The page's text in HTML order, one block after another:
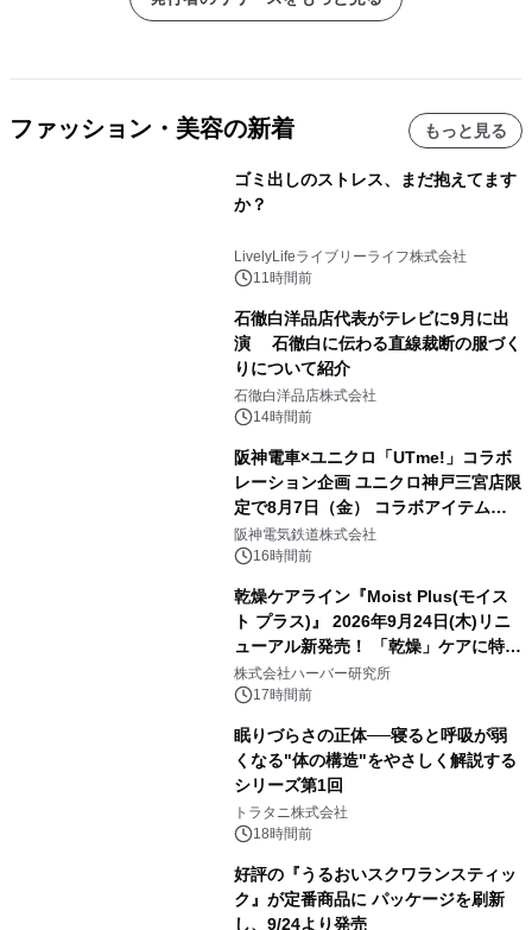
ファッション・美容の新着 もっと見る
ゴミ出しのストレス、まだ抱えてます
か？
LivelyLifeライブリーライフ株式会社
11時間前
石徹白洋品店代表がテレビに9月に出
演 石徹白に伝わる直線裁断の服づく
りについて紹介
石徹白洋品店株式会社
14時間前
阪神電車×ユニクロ「UTme!」コラボ
レーション企画 ユニクロ神戸三宮店限
定で8月7日（金） コラボアイテムが
発売決定！
阪神電気鉄道株式会社
16時間前
乾燥ケアライン『Moist Plus(モイス
ト プラス)』 2026年9月24日(木)リニ
ューアル新発売！ 「乾燥」ケアに特化
し、ライン使いで潤いに満ちた肌へ
株式会社ハーバー研究所
17時間前
眠りづらさの正体──寝ると呼吸が弱
くなる"体の構造"をやさしく解説する
シリーズ第1回
トラタニ株式会社
18時間前
好評の『うるおいスクワランスティッ
ク』が定番商品に パッケージを刷新
し、9/24より発売